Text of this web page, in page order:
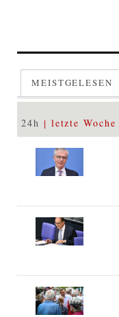
MEISTGELESEN
24h letzte Woche